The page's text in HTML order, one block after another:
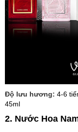
Độ lưu hương: 4-6
45ml
2. Nước Hoa